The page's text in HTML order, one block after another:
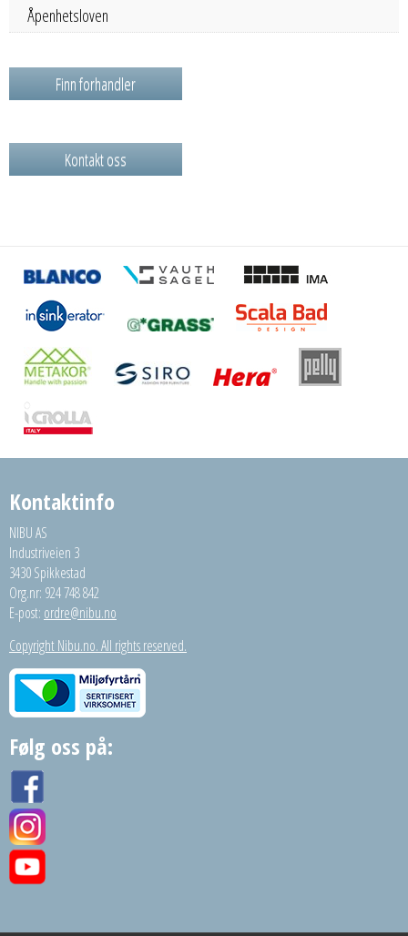
Åpenhetsloven
Finn forhandler
Kontakt oss
Kontaktinfo
NIBU AS
Industriveien 3
3430 Spikkestad
Org.nr: 924 748 842
E-post: ordre@nibu.no
Copyright Nibu.no. All rights reserved.
Følg oss på: